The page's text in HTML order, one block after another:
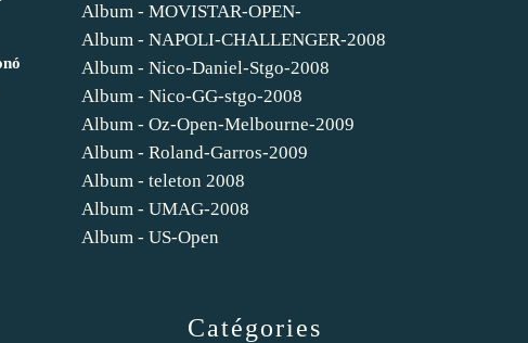
Catégories
Album - MOVISTAR-OPEN-
Album - NAPOLI-CHALLENGER-2008
Album - Nico-Daniel-Stgo-2008
Album - Nico-GG-stgo-2008
Album - Oz-Open-Melbourne-2009
Album - Roland-Garros-2009
Album - teleton 2008
Album - UMAG-2008
Album - US-Open